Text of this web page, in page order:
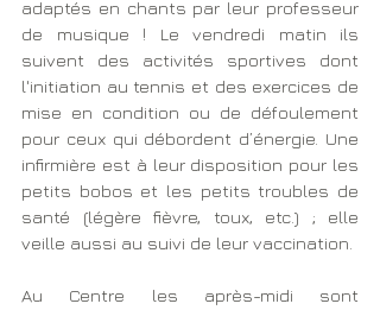
adaptés en chants par leur professeur
de musique ! Le vendredi matin ils
suivent des activités sportives dont
l'initiation au tennis et des exercices de
mise en condition ou de défoulement
pour ceux qui débordent d’énergie. Une
infirmière est à leur disposition pour les
petits bobos et les petits troubles de
santé (légère fièvre, toux, etc.) ; elle
veille aussi au suivi de leur vaccination.
Au Centre les après-midi sont